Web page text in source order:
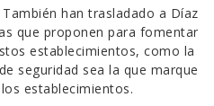
han trasladado a Díaz
que proponen para fomentar
establecimientos, como la
seguridad sea la que marque
establecimientos.